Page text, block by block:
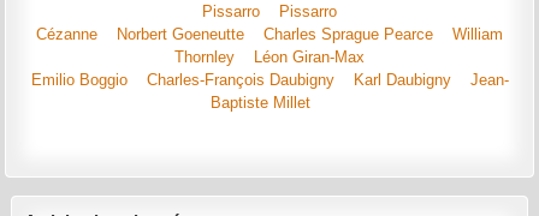
Pissarro
Pissarro
Cézanne
Norbert Goeneutte Charles Sprague Pearce
William
Thornley
Léon Giran-Max
Emilio Boggio
Charles-François Daubigny Karl Daubigny
Jean-
Baptiste Millet